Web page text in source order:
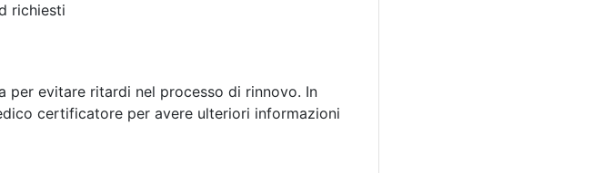
richiesti
per evitare ritardi nel processo di rinnovo. In
certificatore per avere ulteriori informazioni